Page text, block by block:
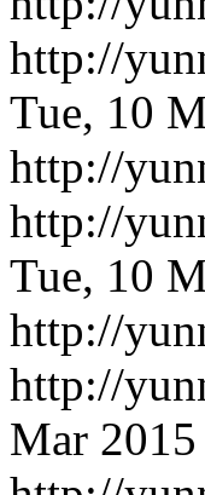
http://
Tue, 10
http://
http://
Tue, 10
http://
http://
Mar